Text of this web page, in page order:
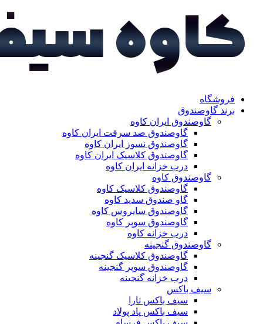
فروشگاه
برند گاوصندوق
گاوصندوق ایران کاوه
گاوصندوق ضد سرقت ایران کاوه
گاوصندوق نسوز ایران کاوه
گاوصندوق کلاسیک ایران کاوه
درب خزانه ایران کاوه
گاوصندوق کاوه
گاوصندوق کلاسیک کاوه
گاو صندوق سدید کاوه
گاوصندوق سایروس کاوه
گاوصندوق سوپر کاوه
درب خزانه کاوه
گاوصندوق گنجینه
گاوصندوق کلاسیک گنجینه
گاوصندوق سوپر گنجینه
درب خزانه گنجینه
سیف باکس
سیف باکس تارا
سیف باکس پاد پولاد